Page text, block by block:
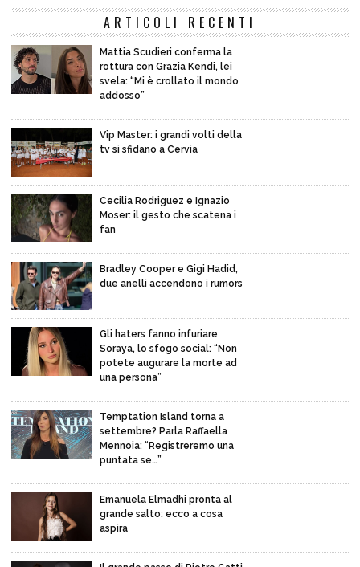
ARTICOLI RECENTI
Mattia Scudieri conferma la
rottura con Grazia Kendi, lei
svela: “Mi è crollato il mondo
addosso”
Vip Master: i grandi volti della
tv si sfidano a Cervia
Cecilia Rodriguez e Ignazio
Moser: il gesto che scatena i
fan
Bradley Cooper e Gigi Hadid,
due anelli accendono i rumors
Gli haters fanno infuriare
Soraya, lo sfogo social: “Non
potete augurare la morte ad
una persona”
Temptation Island torna a
settembre? Parla Raffaella
Mennoia: “Registreremo una
puntata se…”
Emanuela Elmadhi pronta al
grande salto: ecco a cosa
aspira